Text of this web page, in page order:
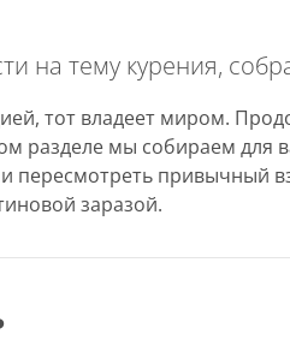
на тему курения,
тот владеет миром.
разделе мы собираем
пересмотреть привычный
заразой.